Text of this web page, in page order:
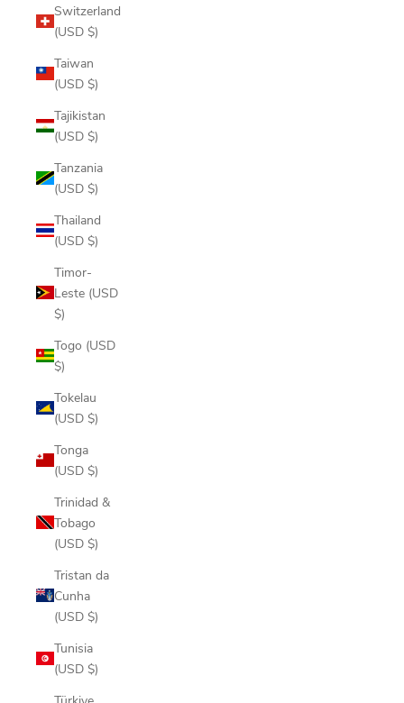
Switzerland
(USD $)
Taiwan
(USD $)
Tajikistan
(USD $)
Tanzania
(USD $)
Thailand
(USD $)
Timor-
Leste (USD
$)
Togo (USD
$)
Tokelau
(USD $)
Tonga
(USD $)
Trinidad &
Tobago
(USD $)
Tristan da
Cunha
(USD $)
Tunisia
(USD $)